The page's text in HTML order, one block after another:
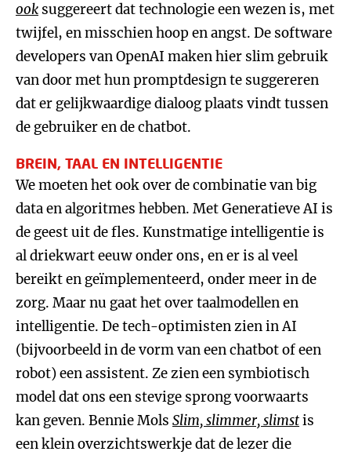
ook suggereert dat technologie een wezen is, met
twijfel, en misschien hoop en angst. De software
developers van OpenAI maken hier slim gebruik
van door met hun promptdesign te suggereren
dat er gelijkwaardige dialoog plaats vindt tussen
de gebruiker en de chatbot.
BREIN, TAAL EN INTELLIGENTIE
We moeten het ook over de combinatie van big
data en algoritmes hebben. Met Generatieve AI is
de geest uit de fles. Kunstmatige intelligentie is
al driekwart eeuw onder ons, en er is al veel
bereikt en geïmplementeerd, onder meer in de
zorg. Maar nu gaat het over taalmodellen en
intelligentie. De tech-optimisten zien in AI
(bijvoorbeeld in de vorm van een chatbot of een
robot) een assistent. Ze zien een symbiotisch
model dat ons een stevige sprong voorwaarts
kan geven. Bennie Mols Slim, slimmer, slimstis
een klein overzichtswerkje dat de lezer die